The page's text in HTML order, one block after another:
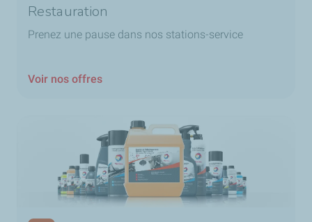
Restauration
Prenez une pause dans nos stations-service
Voir nos offres